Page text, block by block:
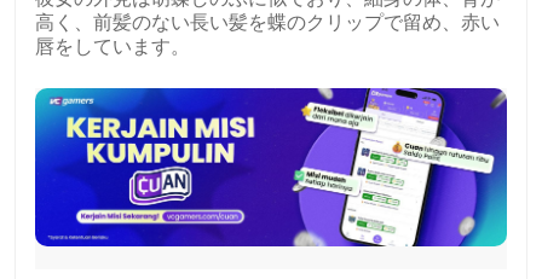
高く、前髪のない長い髪を蝶のクリップで留め、赤い
唇をしています。